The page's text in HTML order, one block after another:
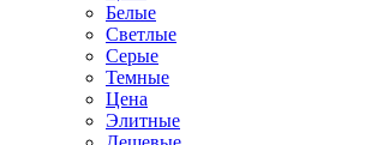
Белые
Светлые
Серые
Темные
Цена
Элитные